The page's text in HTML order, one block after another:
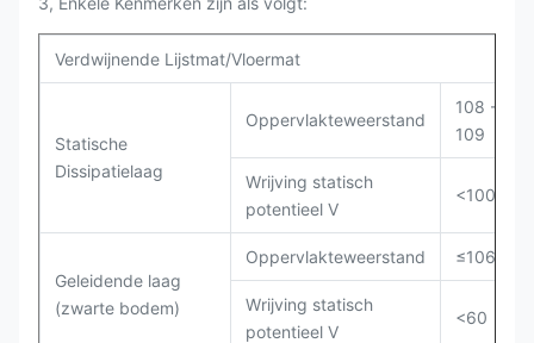
Verdwijnende Lijstmat/Vloermat
Statische
Dissipatielaag
Oppervlakteweerstand
108 -
109
Wrijving statisch
potentieel V
<100
Geleidende laag
(zwarte bodem)
Oppervlakteweerstand ≤106
Wrijving statisch
potentieel V
<60